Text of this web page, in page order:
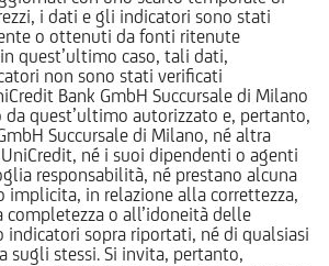
i dati e gli indicatori sono stati
o ottenuti da fonti ritenute
quest’ultimo caso, tali dati,
non sono stati verificati
Bank GmbH Succursale di Milano
quest’ultimo autorizzato e, pertanto,
Succursale di Milano, né altra
né i suoi dipendenti o agenti
responsabilità, né prestano alcuna
implicita, in relazione alla correttezza,
completezza o all’idoneità delle
sopra riportati, né di qualsiasi
sugli stessi. Si invita, pertanto,